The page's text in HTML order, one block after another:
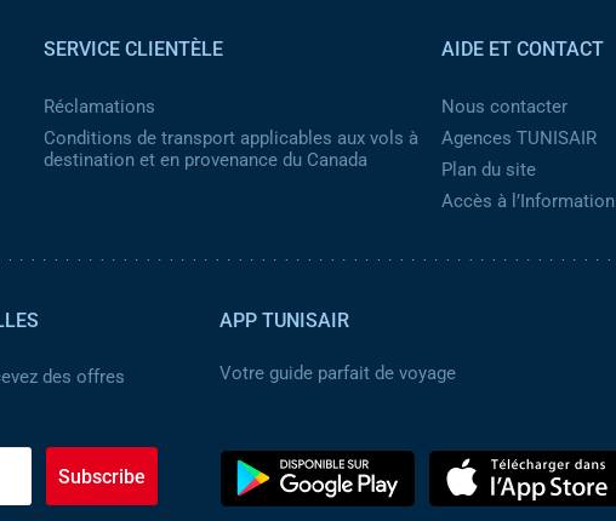
SERVICE CLIENTÈLE
Réclamations
Conditions de transport applicables aux vols à
destination et en provenance du Canada
AIDE ET CONTACT
Nous contacter
Agences TUNISAIR
Plan du site
Accès à l’Information
des offres
Subscribe
APP TUNISAIR
Votre guide parfait de voyage